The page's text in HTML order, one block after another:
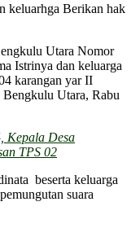
keluarhga Berikan hak
Utara Nomor
Istrinya dan keluarga
karangan yar II
Utara, Rabu
Kepala Desa
TPS 02
beserta keluarga
suara